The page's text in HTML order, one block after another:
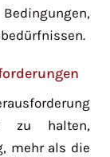
zu halten,
mehr als die